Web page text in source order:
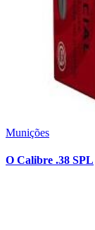
Munições
O Calibre .38 SPL